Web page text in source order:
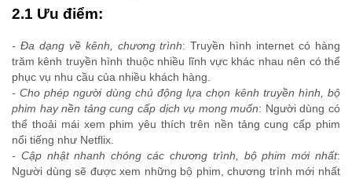
2.1 Ưu điểm:
- Đa dạng về kênh, chương trình: Truyền hình internet có hàng
trăm kênh truyền hình thuộc nhiều lĩnh vực khác nhau nên có thể
phục vụ nhu cầu của nhiều khách hàng.
- Cho phép người dùng chủ động lựa chọn kênh truyền hình, bộ
phim hay nền tảng cung cấp dịch vụ mong muốn: Người dùng có
thể thoải mái xem phim yêu thích trên nền tảng cung cấp phim
nổi tiếng như Netflix.
- Cập nhật nhanh chóng các chương trình, bộ phim mới nhất:
Người dùng sẽ được xem những bộ phim, chương trình mới nhất